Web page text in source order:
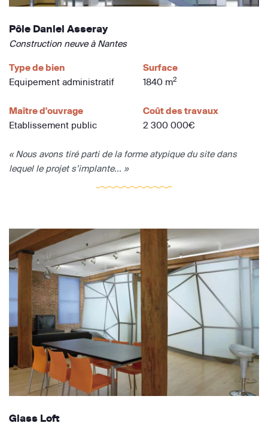
Pôle Daniel Asseray
Construction neuve à Nantes
Type de bien
Equipement administratif
Surface
1840 m2
Maître d'ouvrage
Etablissement public
Coût des travaux
2 300 000€
« Nous avons tiré parti de la forme atypique du site dans
lequel le projet s’implante... »
Glass Loft